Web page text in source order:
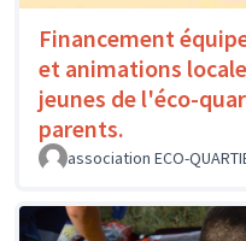
Financement
et animations
jeunes de l'éco-
parents.
association ECO-